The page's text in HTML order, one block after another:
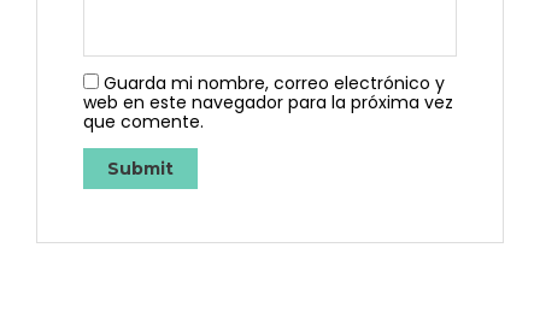
Guarda mi nombre, correo electrónico y
web en este navegador para la próxima vez
que comente.